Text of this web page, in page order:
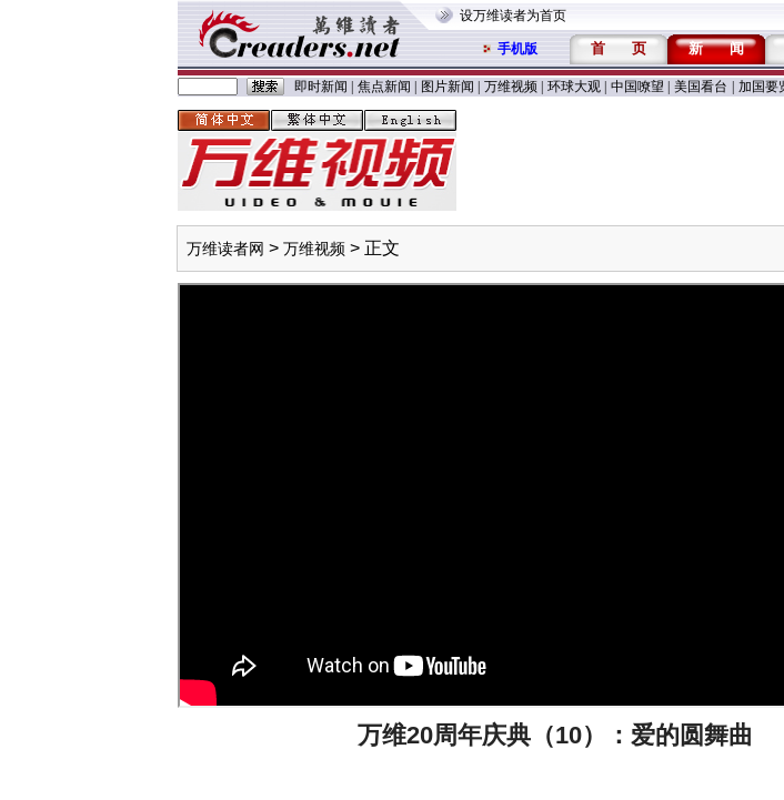
设万维读者为首页
手机版 首 页 新 闻
即时新闻 焦点新闻 图片新闻 万维视频 环球大观 中国嘹望 美国看台 加国要
万维读者网 > 万维视频 > 正文
万维20周年庆典（10）：爱的圆舞曲